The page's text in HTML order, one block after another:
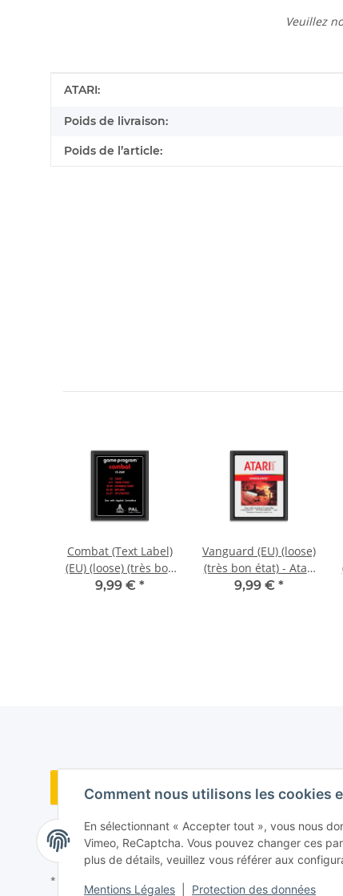
Comment nous utilisons les cookies
En sélectionnant « Accepter tout », vous nous
Vimeo, ReCaptcha. Vous pouvez changer ces
plus de détails, veuillez vous référer aux
Mentions Légales Protection des données
Veuillez
Détails de l'article
Valeur
ATARI:
Poids de livraison:
Poids de l’article:
Combat (Text Label)
(EU) (loose) (très bon
état) - Atari 2600
9,99 € *
Vanguard (EU) (loose)
(très bon état) - Atari
2600
9,99 € *
Contrat de rétractation
* Tous les prix incluent la TVA conformément à la section §25a du